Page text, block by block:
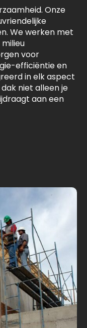
Onze
We werken met
voor
efficiëntie en
in elk aspect
niet alleen je
aan een